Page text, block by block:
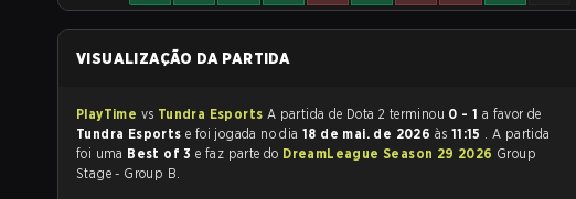
VISUALIZAÇÃO DA PARTIDA
PlayTime vs Tundra Esports A partida de Dota 2 terminou 0 - 1 a favor de
Tundra Esports
e foi jogada no dia 18 de mai. de 2026 às 11:15 . A partida
foi uma Best of 3e faz parte do DreamLeague Season 29 2026 Group
Stage - Group B.